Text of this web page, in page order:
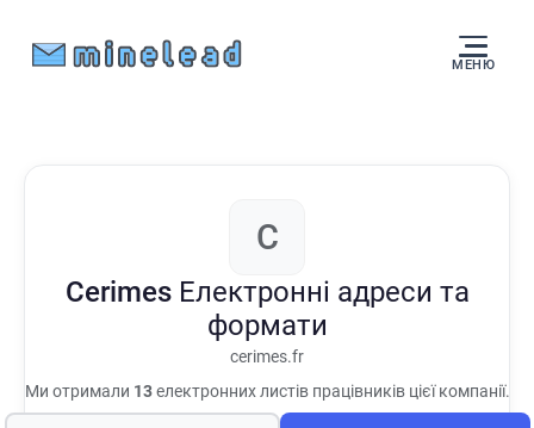
МЕНЮ
C
Cerimes Електронні адреси та
формати
cerimes.fr
Ми отримали 13електронних листів працівників цієї компанії.